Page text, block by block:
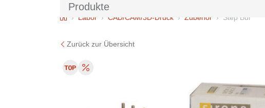
Produkte
HomeLabor CAD/CAM/3D-Druck Zubehör Step Bur
Zurück zur Übersicht